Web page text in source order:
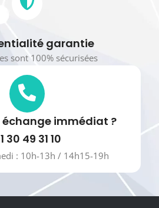
garantie
sont 100% sécurisées
échange immédiat ?
30 49 31 10
: 10h-13h / 14h15-19h